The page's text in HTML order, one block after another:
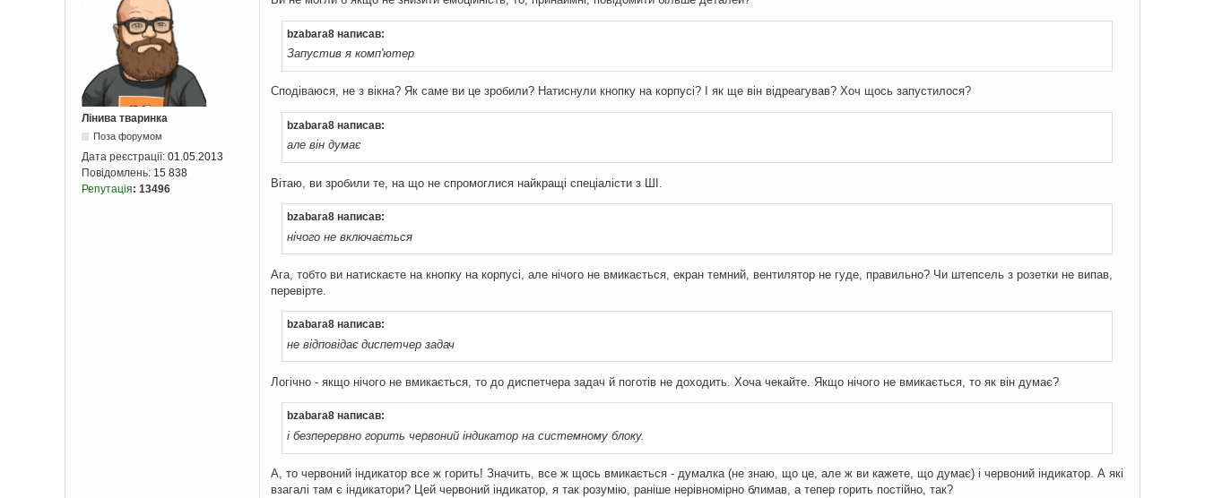
Лінива тваринка
Поза форумом
Дата реєстрації: 01.05.2013
Повідомлень: 15 838
Репутація: 13496
bzabara8 написав:
Запустив я комп'ютер
Сподіваюся, не з вікна? Як саме ви це зробили? Натиснули кнопку на корпусі? І як ще він відреагував? Хоч щось запустилося?
bzabara8 написав:
але він думає
Вітаю, ви зробили те, на що не спромоглися найкращі спеціалісти з ШІ.
bzabara8 написав:
нічого не включається
Ага, тобто ви натискаєте на кнопку на корпусі, але нічого не вмикається, екран темний, вентилятор не гуде, правильно? Чи штепсель з розетки не випав,
перевірте.
bzabara8 написав:
не відповідає диспетчер задач
Логічно - якщо нічого не вмикається, то до диспетчера задач й поготів не доходить. Хоча чекайте. Якщо нічого не вмикається, то як він думає?
bzabara8 написав:
і безперервно горить червоний індикатор на системному блоку.
А, то червоний індикатор все ж горить! Значить, все ж щось вмикається - думалка (не знаю, що це, але ж ви кажете, що думає) і червоний індикатор. А які
взагалі там є індикатори? Цей червоний індикатор, я так розумію, раніше нерівномірно блимав, а тепер горить постійно, так?